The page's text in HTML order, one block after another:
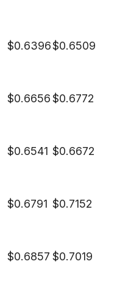
$0.6396$0.6509
$0.6656$0.6772
$0.6541 $0.6672
$0.6791 $0.7152
$0.6857 $0.7019